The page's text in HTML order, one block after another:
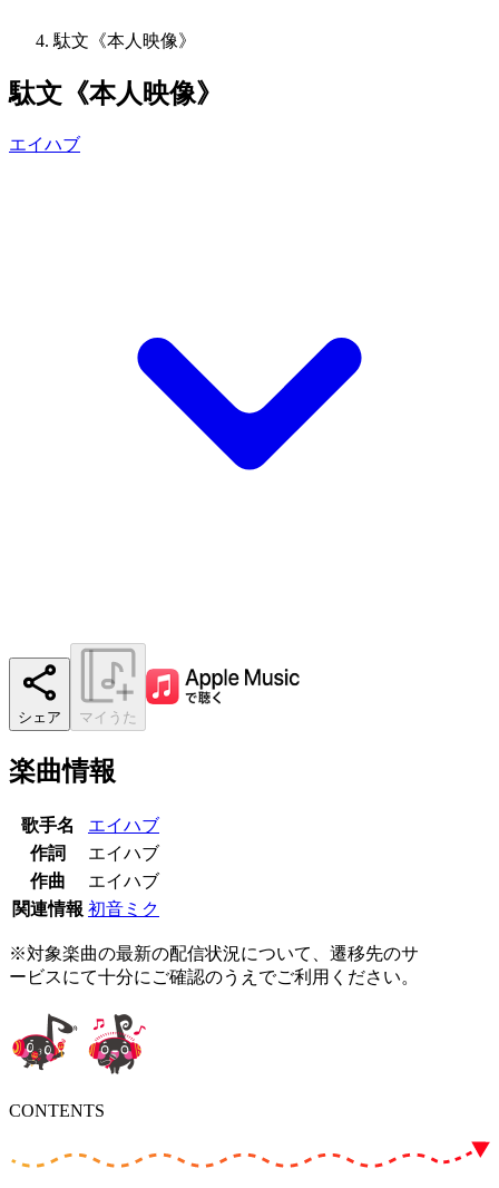
駄文《本人映像》
駄文《本人映像》
エイハブ
シェア マイうた
楽曲情報
歌手名
エイハブ
作詞
エイハブ
作曲
エイハブ
関連情報 初音ミク
※対象楽曲の最新の配信状況について、遷移先のサ
ービスにて十分にご確認のうえでご利用ください。
CONTENTS